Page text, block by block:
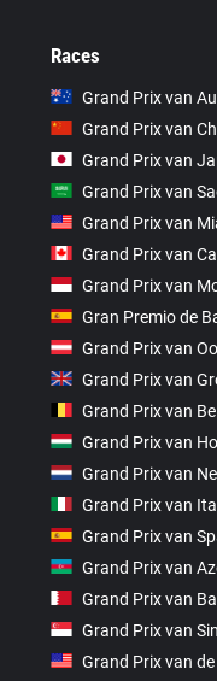
Races
Grand Prix van
Grand Prix van
Grand Prix van
Grand Prix van
Grand Prix van
Grand Prix van
Grand Prix van
Gran Premio de
Grand Prix van
Grand Prix van
Grand Prix van
Grand Prix van
Grand Prix van
Grand Prix van
Grand Prix van
Grand Prix van
Grand Prix van
Grand Prix van
Grand Prix van